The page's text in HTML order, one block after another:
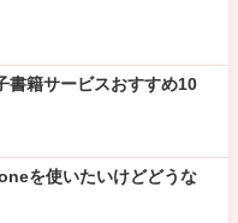
書籍サービスおすすめ10
を使いたいけどどうな